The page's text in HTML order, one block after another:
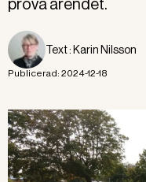
pröva ärendet.
Text : Karin Nilsson
Publicerad: 2024-12-18